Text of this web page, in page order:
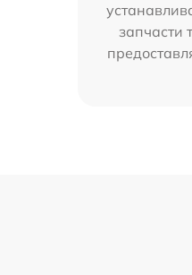
запчасти